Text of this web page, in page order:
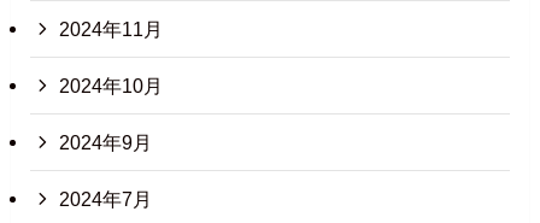
2024年11月
2024年10月
2024年9月
2024年7月